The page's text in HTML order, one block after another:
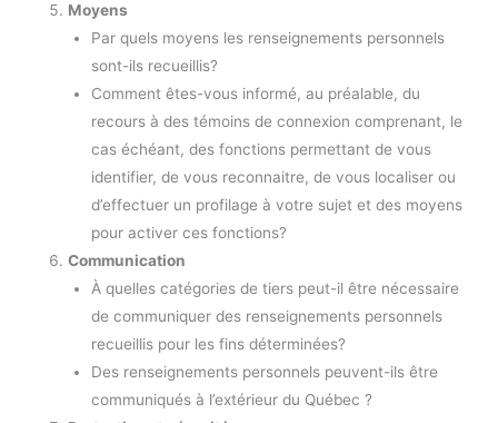
Moyens
Par quels moyens les renseignements personnels
sont-ils recueillis?
Comment êtes-vous informé, au préalable, du
recours à des témoins de connexion comprenant, le
cas échéant, des fonctions permettant de vous
identifier, de vous reconnaitre, de vous localiser ou
d’effectuer un profilage à votre sujet et des moyens
pour activer ces fonctions?
Communication
À quelles catégories de tiers peut-il être nécessaire
de communiquer des renseignements personnels
recueillis pour les fins déterminées?
Des renseignements personnels peuvent-ils être
communiqués à l’extérieur du Québec ?